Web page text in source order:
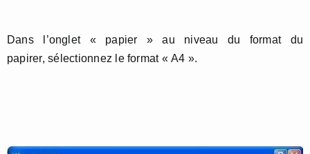
Dans l’onglet « papier » au niveau du format du
papirer, sélectionnez le format « A4 ».